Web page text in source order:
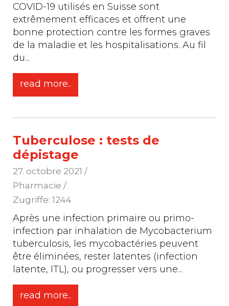
COVID-19 utilisés en Suisse sont
extrêmement efficaces et offrent une
bonne protection contre les formes graves
de la maladie et les hospitalisations. Au fil
du...
read more..
Tuberculose : tests de
dépistage
27. octobre 2021 /
Pharmacie /
Zugriffe: 1244
Après une infection primaire ou primo-
infection par inhalation de Mycobacterium
tuberculosis, les mycobactéries peuvent
être éliminées, rester latentes (infection
latente, ITL), ou progresser vers une...
read more..